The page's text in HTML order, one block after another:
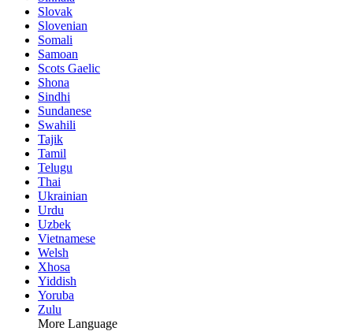
Slovak
Slovenian
Somali
Samoan
Scots Gaelic
Shona
Sindhi
Sundanese
Swahili
Tajik
Tamil
Telugu
Thai
Ukrainian
Urdu
Uzbek
Vietnamese
Welsh
Xhosa
Yiddish
Yoruba
Zulu
More Language